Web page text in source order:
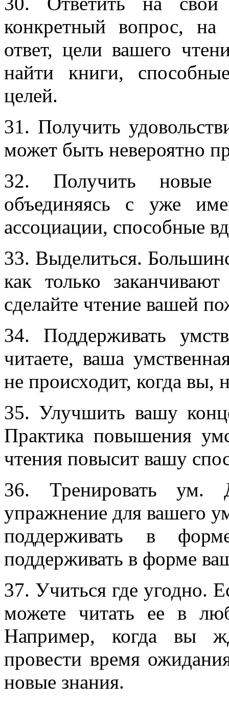
конкретный вопрос,
ответ, цели вашего
найти книги,
целей.
31. Получить
может быть невероятно
32. Получить новые
объединяясь с уже
ассоциации, способные
33. Выделиться.
как только
сделайте чтение вашей
34. Поддерживать
читаете, ваша
не происходит, когда вы,
35. Улучшить вашу
Практика повышения
чтения повысит вашу
36. Тренировать ум.
упражнение для вашего
поддерживать в
поддерживать в форме
37. Учиться где угодно.
можете читать ее в
Например, когда вы
провести время
новые знания.